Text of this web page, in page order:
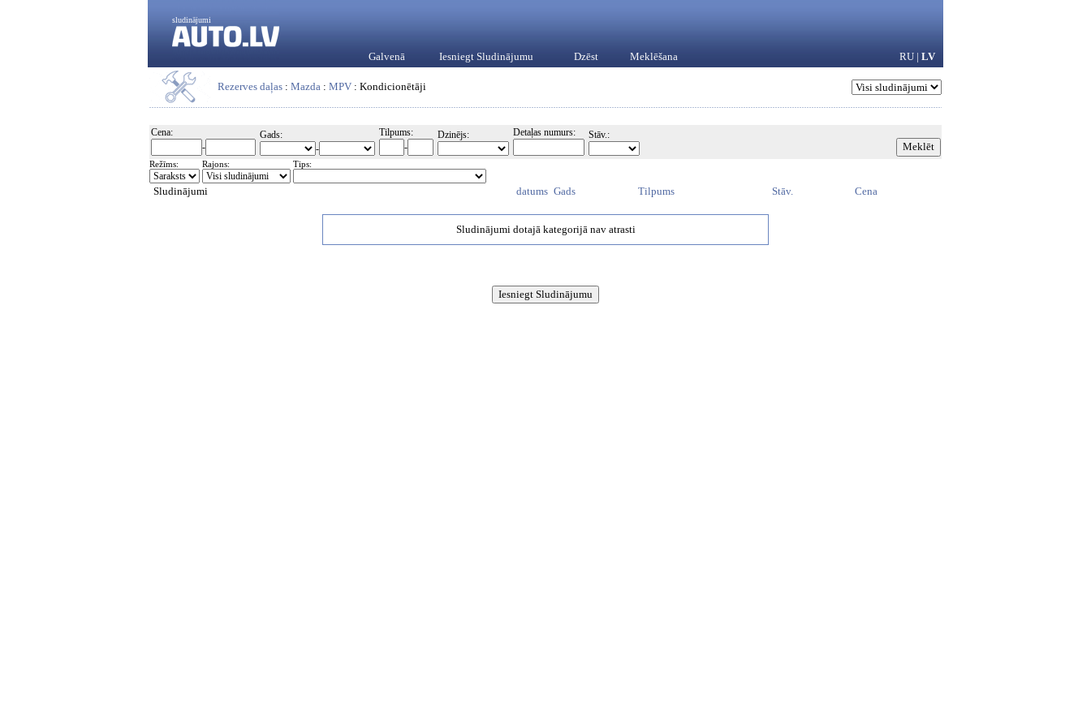
sludinājumi
Galvenā Iesniegt Sludinājumu Dzēst Meklēšana RU | LV
Rezerves daļas : Mazda : MPV : Kondicionētāji
Cena:
-
Gads:
-
Tilpums:
-
Dzinējs: Detaļas numurs: Stāv.:
Režīms: Rajons: Tips:
Sludinājumi datums Gads Tilpums Stāv. Cena
Sludinājumi dotajā kategorijā nav atrasti